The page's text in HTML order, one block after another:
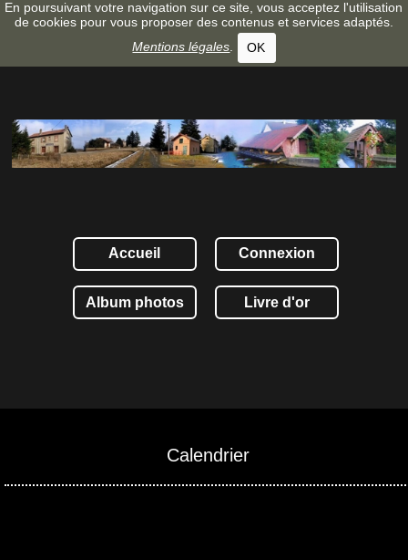
En poursuivant votre navigation sur ce site, vous acceptez l'utilisation
de cookies pour vous proposer des contenus et services adaptés.
Mentions légales. OK
Accueil Connexion
Album photos Livre d'or
Calendrier